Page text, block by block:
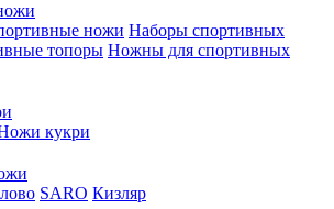
ножи Наборы спортивных
топоры Ножны для спортивных
кукри
SARO Кизляр